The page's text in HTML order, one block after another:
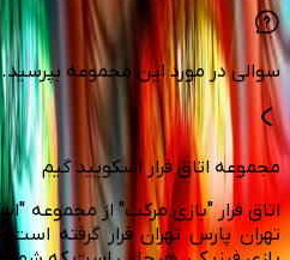
سوالی در مورد این مجموعه بپرسید.
مجموعه اتاق فرار اسکویید گیم
اتاق فرار "بازی مرکب" از مجموعه
تهران پارس تهران قرار گرفته